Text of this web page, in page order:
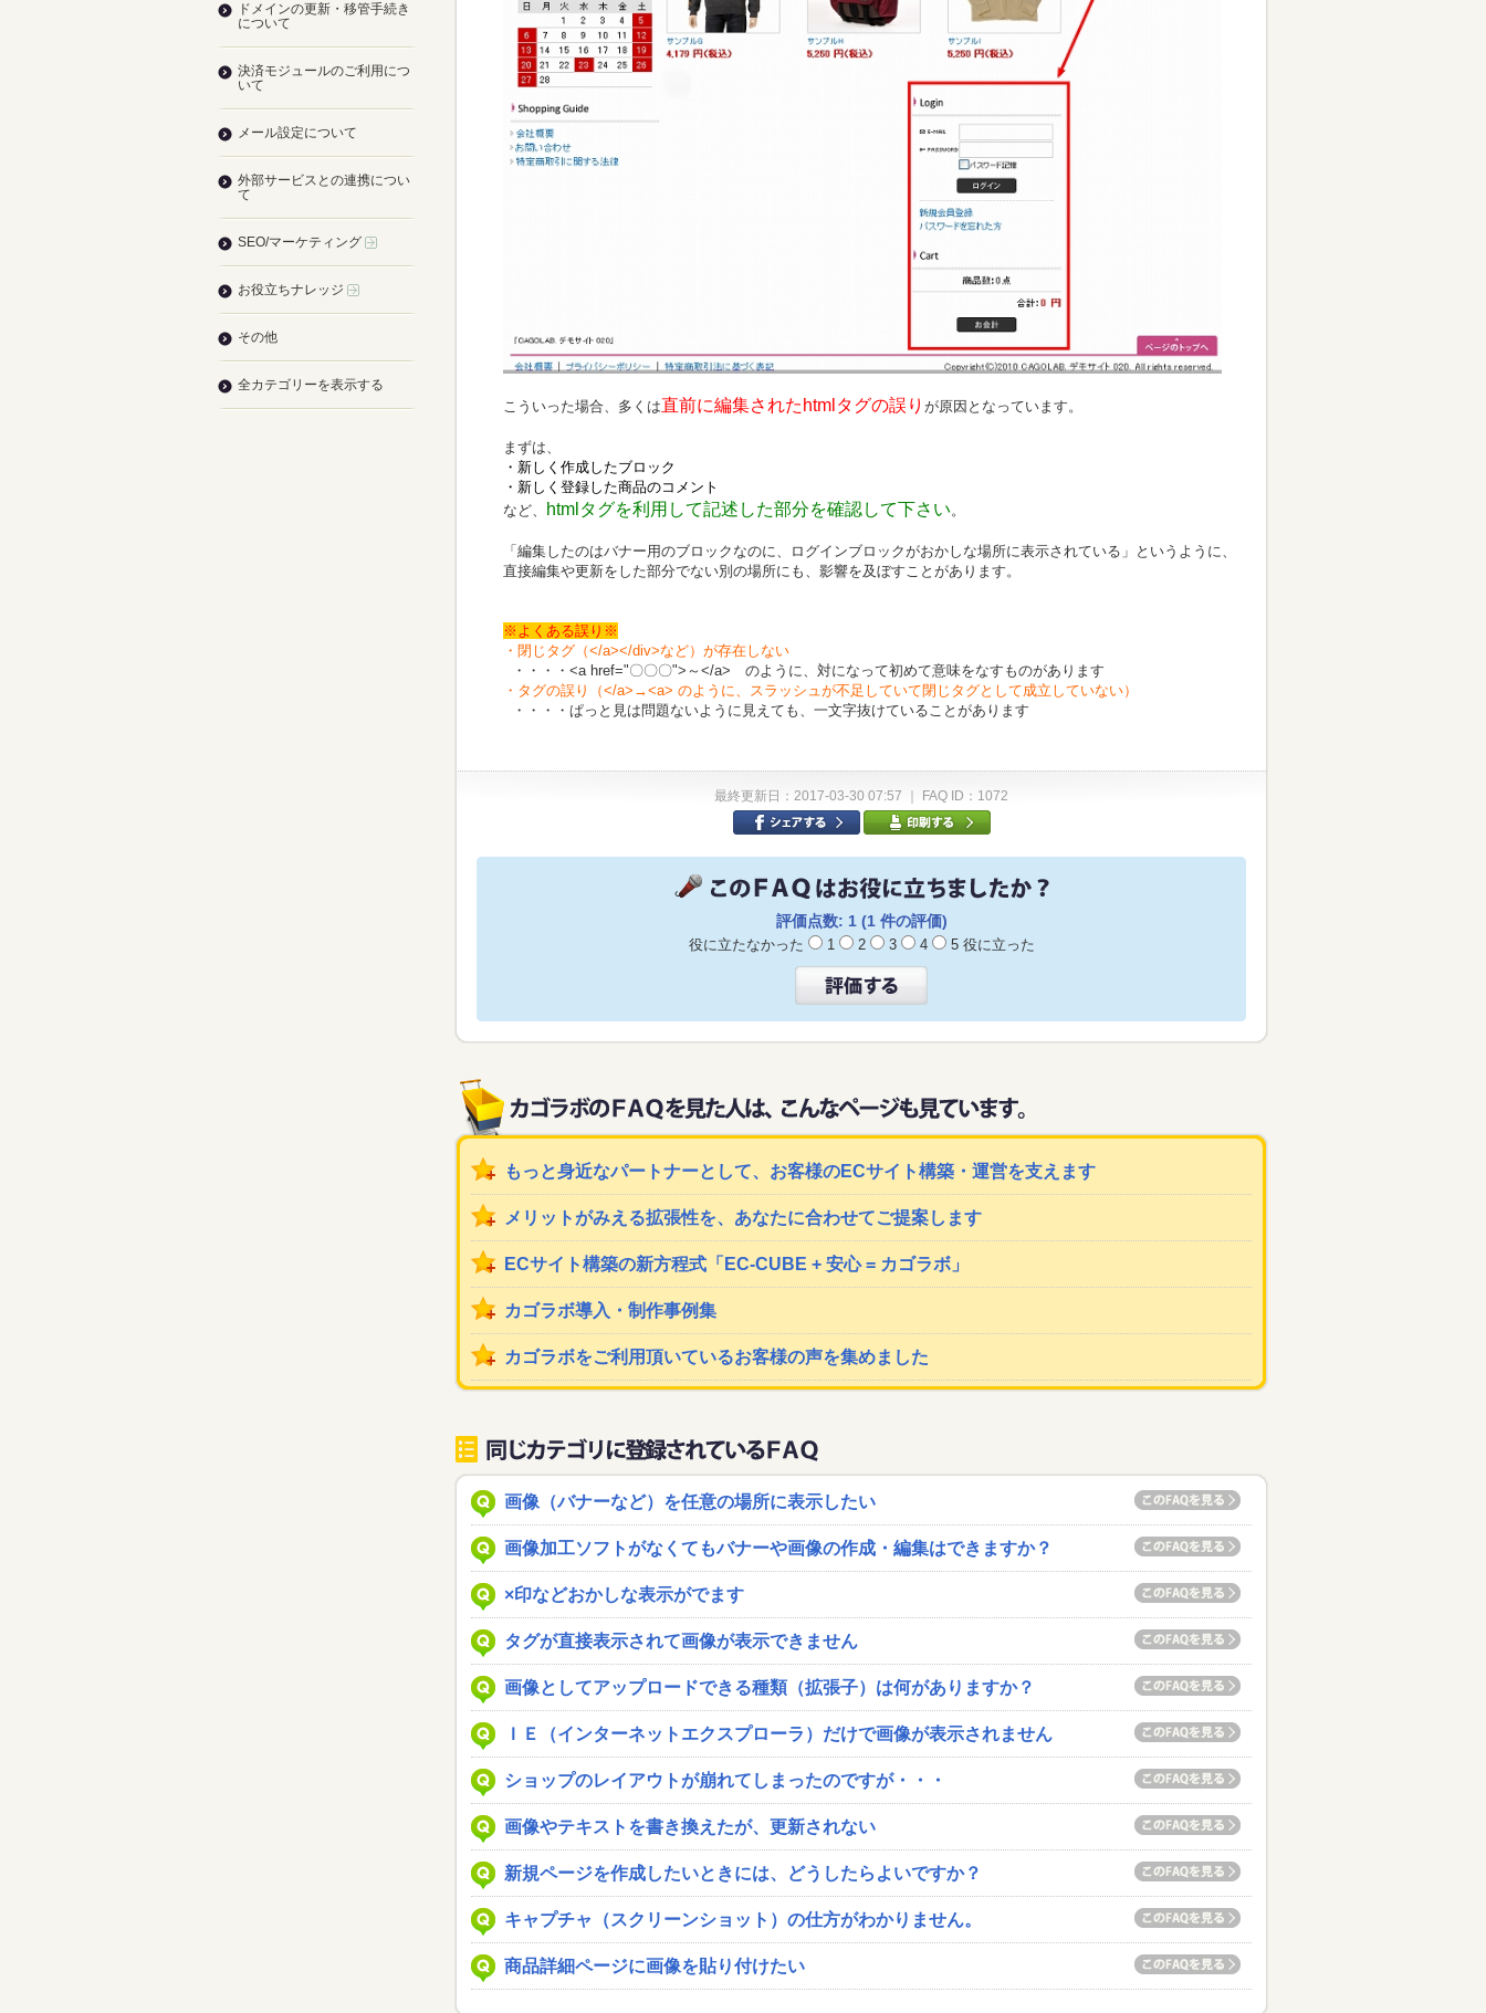
こういった場合、多くは直前に編集されたhtmlタグの誤り が原因となっています。
まずは、
・新しく作成したブロック
・新しく登録した商品のコメント
など、
html タグを利用して記述した部分を確認して下さい。
「編集したのはバナー用のブロックなのに、ログインブロックがおかしな場所に表示されている」というように、
直接編集や更新をした部分でない別の場所にも、影響を及ぼすことがあります。
※よくある誤り※
・閉じタグ（</a></div>など）が存在しない
・・・・<a href="〇〇〇">～</a> のように、対になって初めて意味をなすものがあります
・タグの誤り（</a>→<a> のように、スラッシュが不足していて閉じタグとして成立していない）
・・・・ぱっと見は問題ないように見えても、一文字抜けていることがあります
最終更新日：2017-03-30 07:57 ｜ FAQ ID：1072
評価点数: 1 (1 件の評価)
役に立たなかった 1 2 3 4 5 役に立った
もっと身近なパートナーとして、お客様のECサイト構築・運営を支えます
メリットがみえる拡張性を、あなたに合わせてご提案します
ECサイト構築の新方程式「EC-CUBE + 安心 = カゴラボ」
カゴラボ導入・制作事例集
カゴラボをご利用頂いているお客様の声を集めました
画像（バナーなど）を任意の場所に表示したい
画像加工ソフトがなくてもバナーや画像の作成・編集はできますか？
×印などおかしな表示がでます
タグが直接表示されて画像が表示できません
画像としてアップロードできる種類（拡張子）は何がありますか？
ＩＥ（インターネットエクスプローラ）だけで画像が表示されません
ショップのレイアウトが崩れてしまったのですが・・・
画像やテキストを書き換えたが、更新されない
新規ページを作成したいときには、どうしたらよいですか？
キャプチャ（スクリーンショット）の仕方がわかりません。
商品詳細ページに画像を貼り付けたい
ドメインの更新・移管手続き
について
決済モジュールのご利用につ
いて
メール設定について
外部サービスとの連携につい
て
SEO/マーケティング
お役立ちナレッジ
その他
全カテゴリーを表示する